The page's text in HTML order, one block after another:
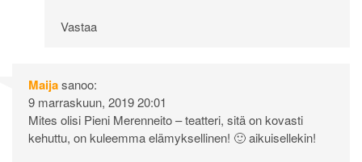
Vastaa
Maijasanoo:
9 marraskuun, 2019 20:01
Mites olisi Pieni Merenneito – teatteri, sitä on kovasti
kehuttu, on kuleemma elämyksellinen! 🙂 aikuisellekin!